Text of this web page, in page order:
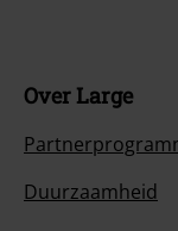
Over Large
Duurzaamheid